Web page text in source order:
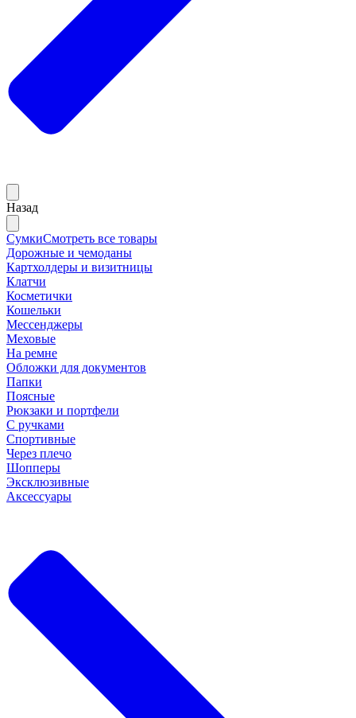
Назад
СумкиСмотреть все товары
Дорожные и чемоданы
Картхолдеры и визитницы
Клатчи
Косметички
Кошельки
Мессенджеры
Меховые
На ремне
Обложки для документов
Папки
Поясные
Рюкзаки и портфели
С ручками
Спортивные
Через плечо
Шопперы
Эксклюзивные
Аксессуары